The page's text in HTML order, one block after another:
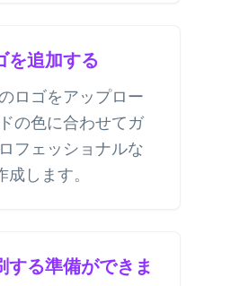
を追加する
ロゴをアップロー
の色に合わせてガ
フェッショナルな
します。
する準備ができま